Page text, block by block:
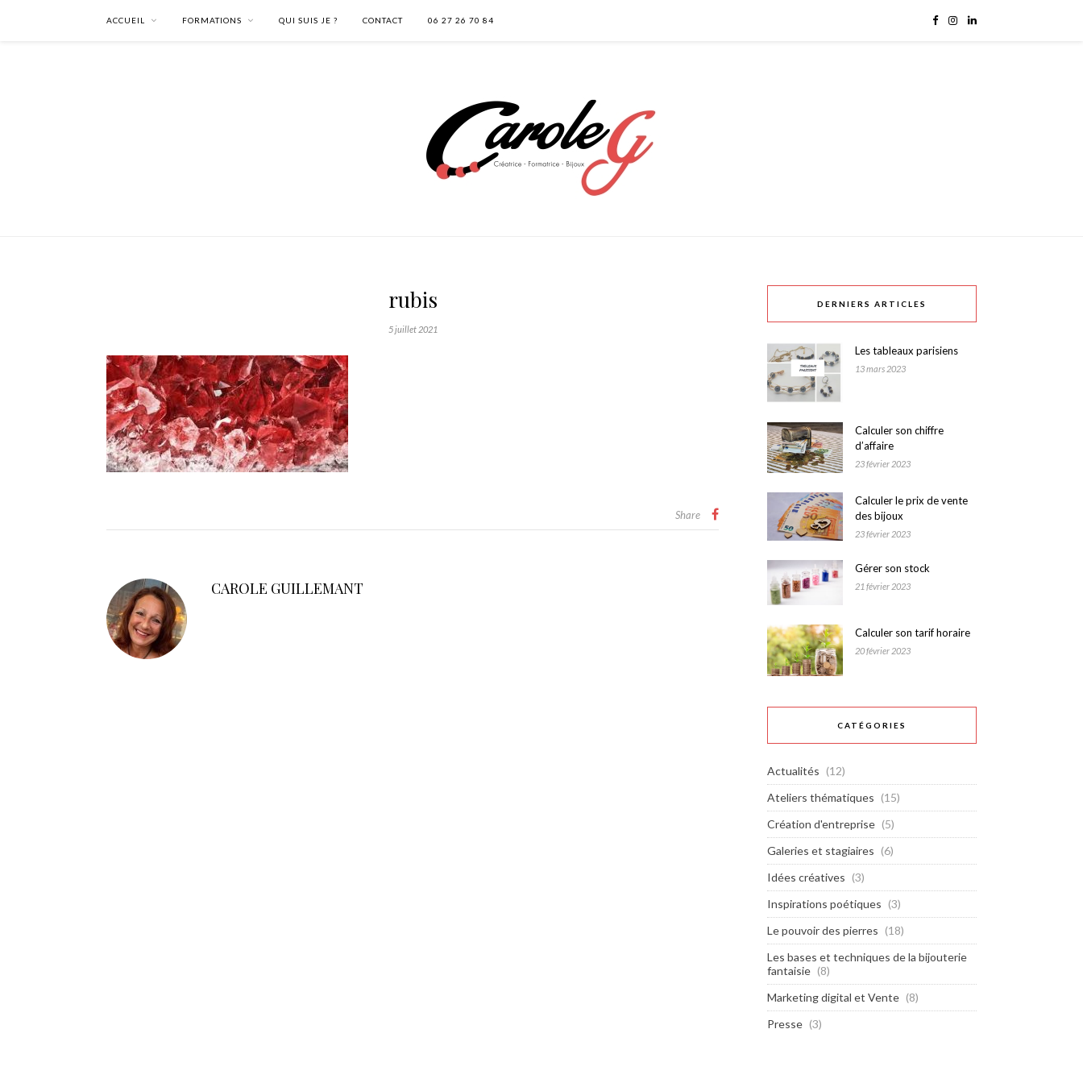
ACCUEIL FORMATIONS QUI SUIS JE ? CONTACT 06 27 26 70 84
rubis
5 juillet 2021
Share
CAROLE GUILLEMANT
DERNIERS ARTICLES
Les tableaux parisiens
13 mars 2023
Calculer son chiffre
d’affaire
23 février 2023
Calculer le prix de vente
des bijoux
23 février 2023
Gérer son stock
21 février 2023
Calculer son tarif horaire
20 février 2023
CATÉGORIES
Actualités (12)
Ateliers thématiques (15)
Création d'entreprise (5)
Galeries et stagiaires (6)
Idées créatives (3)
Inspirations poétiques (3)
Le pouvoir des pierres (18)
Les bases et techniques de la bijouterie
fantaisie (8)
Marketing digital et Vente (8)
Presse (3)